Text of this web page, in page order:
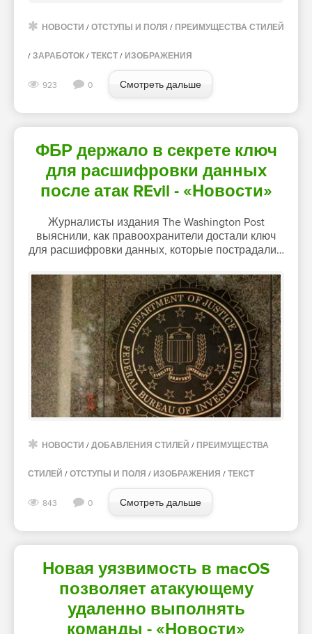
НОВОСТИ / ОТСТУПЫ И ПОЛЯ / ПРЕИМУЩЕСТВА СТИЛЕЙ
/ ЗАРАБОТОК / ТЕКСТ / ИЗОБРАЖЕНИЯ
923 0 Смотреть дальше
ФБР держало в секрете ключ
для расшифровки данных
после атак REvil - «Новости»
Журналисты издания The Washington Post
выяснили, как правоохранители достали ключ
для расшифровки данных, которые пострадали…
НОВОСТИ / ДОБАВЛЕНИЯ СТИЛЕЙ / ПРЕИМУЩЕСТВА
СТИЛЕЙ / ОТСТУПЫ И ПОЛЯ / ИЗОБРАЖЕНИЯ / ТЕКСТ
843 0 Смотреть дальше
Новая уязвимость в macOS
позволяет атакующему
удаленно выполнять
команды - «Новости»